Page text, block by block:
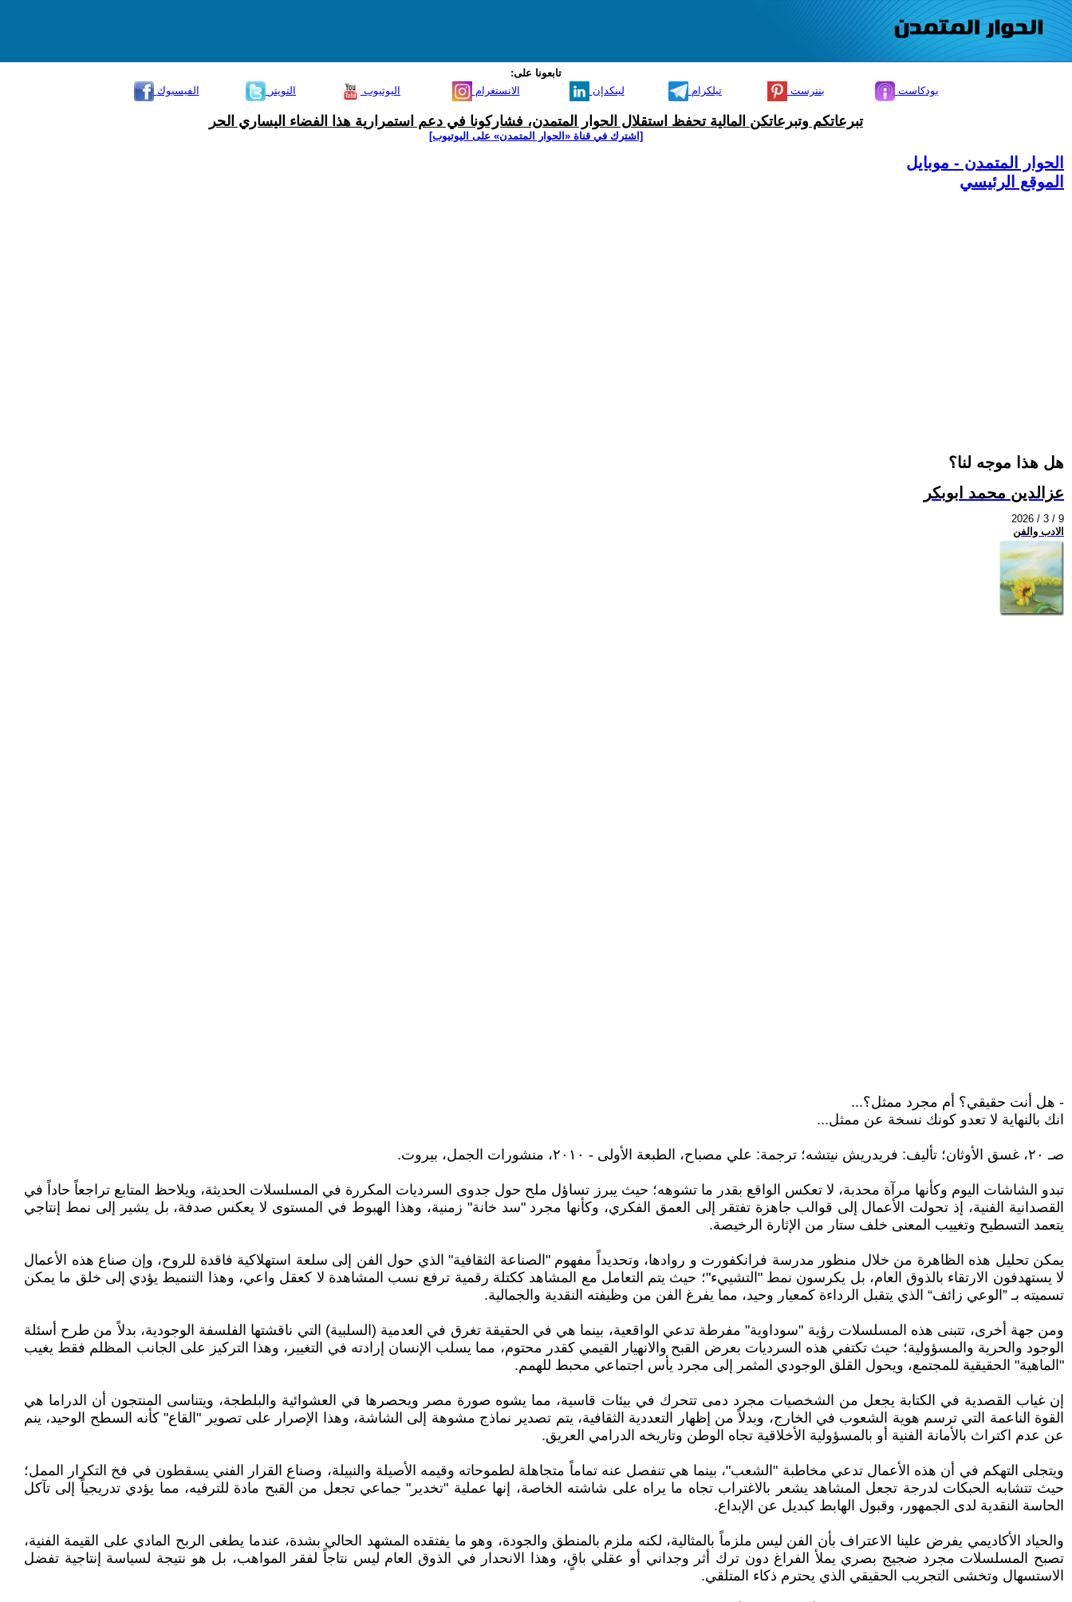
تابعونا على:
الفيسبوك
التويتر اليوتيوب الانستغرام لينكدإن تيلكرام بنترست بودكاست
تبرعاتكم وتبرعاتكن المالية تحفظ استقلال الحوار المتمدن، فشاركونا في دعم استمرارية هذا الفضاء اليساري الحر
[اشترك في قناة ‫«الحوار المتمدن» على اليوتيوب]
الحوار المتمدن - موبايل
الموقع الرئيسي
هل هذا موجه لنا؟
عزالدين محمد ابوبكر
2026 / 3 / 9
الادب والفن
- هل أنت حقيقي؟ أم مجرد ممثل؟...
انك بالنهاية لا تعدو كونك نسخة عن ممثل...
صـ ٢٠، غسق الأوثان؛ تأليف: فريدريش نيتشه؛ ترجمة: علي مصباح، الطبعة الأولى - ٢٠١٠، منشورات الجمل، بيروت.
تبدو الشاشات اليوم وكأنها مرآة محدبة، لا تعكس الواقع بقدر ما تشوهه؛ حيث يبرز تساؤل ملح حول جدوى السرديات المكررة في المسلسلات الحديثة، ويلاحظ المتابع تراجعاً حاداً في
القصدانية الفنية، إذ تحولت الأعمال إلى قوالب جاهزة تفتقر إلى العمق الفكري، وكأنها مجرد "سد خانة" زمنية، وهذا الهبوط في المستوى لا يعكس صدفة، بل يشير إلى نمط إنتاجي
يتعمد التسطيح وتغييب المعنى خلف ستار من الإثارة الرخيصة.
يمكن تحليل هذه الظاهرة من خلال منظور مدرسة فرانكفورت و روادها، وتحديداً مفهوم "الصناعة الثقافية" الذي حول الفن إلى سلعة استهلاكية فاقدة للروح، وإن صناع هذه الأعمال
لا يستهدفون الارتقاء بالذوق العام، بل يكرسون نمط "التشييء"؛ حيث يتم التعامل مع المشاهد ككتلة رقمية ترفع نسب المشاهدة لا كعقل واعي، وهذا التنميط يؤدي إلى خلق ما يمكن
تسميته بـ ”الوعي زائف“ الذي يتقبل الرداءة كمعيار وحيد، مما يفرغ الفن من وظيفته النقدية والجمالية.
ومن جهة أخرى، تتبنى هذه المسلسلات رؤية "سوداوية" مفرطة تدعي الواقعية، بينما هي في الحقيقة تغرق في العدمية (السلبية) التي ناقشتها الفلسفة الوجودية، بدلاً من طرح أسئلة
الوجود والحرية والمسؤولية؛ حيث تكتفي هذه السرديات بعرض القبح والانهيار القيمي كقدر محتوم، مما يسلب الإنسان إرادته في التغيير، وهذا التركيز على الجانب المظلم فقط يغيب
"الماهية" الحقيقية للمجتمع، ويحول القلق الوجودي المثمر إلى مجرد يأس اجتماعي محبط للهمم.
إن غياب القصدية في الكتابة يجعل من الشخصيات مجرد دمى تتحرك في بيئات قاسية، مما يشوه صورة مصر ويحصرها في العشوائية والبلطجة، ويتناسى المنتجون أن الدراما هي
القوة الناعمة التي ترسم هوية الشعوب في الخارج، وبدلاً من إظهار التعددية الثقافية، يتم تصدير نماذج مشوهة إلى الشاشة، وهذا الإصرار على تصوير "القاع" كأنه السطح الوحيد، ينم
عن عدم اكتراث بالأمانة الفنية أو بالمسؤولية الأخلاقية تجاه الوطن وتاريخه الدرامي العريق.
ويتجلى التهكم في أن هذه الأعمال تدعي مخاطبة "الشعب"، بينما هي تنفصل عنه تماماً متجاهلة لطموحاته وقيمه الأصيلة والنبيلة، وصناع القرار الفني يسقطون في فخ التكرار الممل؛
حيث تتشابه الحبكات لدرجة تجعل المشاهد يشعر بالاغتراب تجاه ما يراه على شاشته الخاصة، إنها عملية "تخدير" جماعي تجعل من القبح مادة للترفيه، مما يؤدي تدريجياً إلى تآكل
الحاسة النقدية لدى الجمهور، وقبول الهابط كبديل عن الإبداع.
والحياد الأكاديمي يفرض علينا الاعتراف بأن الفن ليس ملزماً بالمثالية، لكنه ملزم بالمنطق والجودة، وهو ما يفتقده المشهد الحالي بشدة، عندما يطغى الربح المادي على القيمة الفنية،
تصبح المسلسلات مجرد ضجيج بصري يملأ الفراغ دون ترك أثر وجداني أو عقلي باقٍ، وهذا الانحدار في الذوق العام ليس نتاجاً لفقر المواهب، بل هو نتيجة لسياسة إنتاجية تفضل
الاستسهال وتخشى التجريب الحقيقي الذي يحترم ذكاء المتلقي.